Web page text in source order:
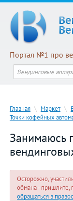
Портал №1 про
Главная \ Маркет \
Точки кофейных
Занимаюсь
Осторожно,
обмана - пришлите,
обращаться в